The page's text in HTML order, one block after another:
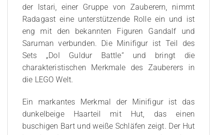
der Istari, einer Gruppe von Zauberern, nimmt
Radagast eine unterstützende Rolle ein und ist
eng mit den bekannten Figuren Gandalf und
Saruman verbunden. Die Minifigur ist Teil des
Sets „Dol Guldur Battle“ und bringt die
charakteristischen Merkmale des Zauberers in
die LEGO Welt.
Ein markantes Merkmal der Minifigur ist das
dunkelbeige Haarteil mit Hut, das einen
buschigen Bart und weiße Schläfen zeigt. Der Hut